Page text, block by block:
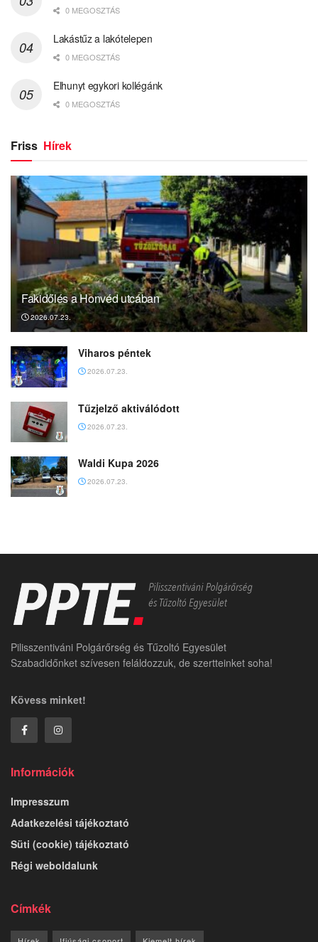
0 MEGOSZTÁS
Lakástűz a lakótelepen
0 MEGOSZTÁS
Elhunyt egykori kollégánk
0 MEGOSZTÁS
Friss Hírek
Fakidőlés a Honvéd utcában
2026.07.23.
Viharos péntek
2026.07.23.
Tűzjelző aktiválódott
2026.07.23.
Waldi Kupa 2026
2026.07.23.
Pilisszentiváni Polgárőrség és Tűzoltó Egyesület
Szabadidőnket szívesen feláldozzuk, de szertteinket soha!
Kövess minket!
Információk
Impresszum
Adatkezelési tájékoztató
Süti (cookie) tájékoztató
Régi weboldalunk
Címkék